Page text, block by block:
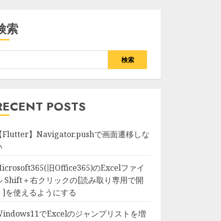
索
検索
POSTS
Flutter】Navigator.pushで画面遷移しな
旧Office365)のExcelファイ
Shift＋右クリックの[読み取り専用で開
]を使えるようにする
でExcelのジャンプリストを増